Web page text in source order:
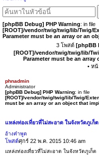
[phpBB Debug] PHP Warning: in file
[ROOT]/vendor/twig/twig/lib/Twig/
Parameter must be an array or an
3 โพสต์ [phpBB
[ROOT]/vendor/twig/twig/lib/
Parameter must be an
• ห
phnadmin
Administrator
[phpBB Debug] PHP Warning: in file
[ROOT]/vendor/twig/twig/lib/Twig/
must be an array or an object that
แหล่งท่องเที่ยวที่ไม่สะอาด ในจังหวัดภูเก็ต
อ้างคำพูด
โพสต์ศุกร์ 22 พ.ค. 2015 10:46 am
แหล่งท่องเที่ยวที่ไม่สะอาด ในจังหวัดภูเก็ต